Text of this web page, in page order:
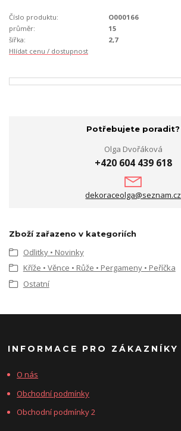
Číslo produktu:
O000166
průměr:
15
šířka:
2,7
Hlídat cenu / dostupnost
Potřebujete poradit?
Olga Dvořáková
+420 604 439 618
dekoraceolga@seznam.cz
Zboží zařazeno v kategoriích
Odlitky • Novinky
Kříže • Věnce • Růže • Pergameny • Peříčka
Ostatní
INFORMACE PRO ZÁKAZNÍKY
O nás
Obchodní podmínky
Obchodní podmínky 2